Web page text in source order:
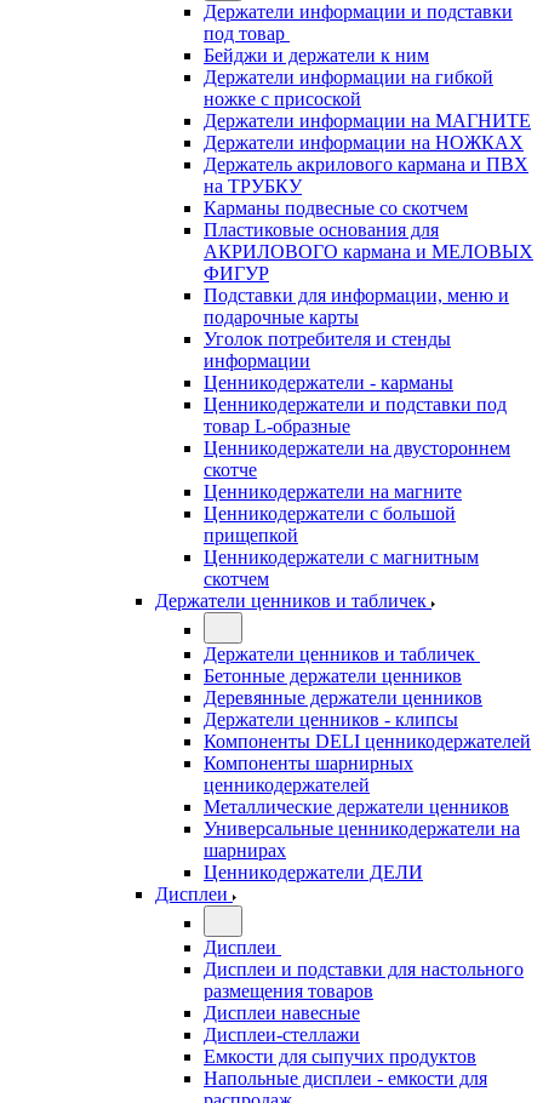
Держатели информации и подставки
под товар
Бейджи и держатели к ним
Держатели информации на гибкой
ножке с присоской
Держатели информации на МАГНИТЕ
Держатели информации на НОЖКАХ
Держатель акрилового кармана и ПВХ
на ТРУБКУ
Карманы подвесные со скотчем
Пластиковые основания для
АКРИЛОВОГО кармана и МЕЛОВЫХ
ФИГУР
Подставки для информации, меню и
подарочные карты
Уголок потребителя и стенды
информации
Ценникодержатели - карманы
Ценникодержатели и подставки под
товар L-образные
Ценникодержатели на двустороннем
скотче
Ценникодержатели на магните
Ценникодержатели с большой
прищепкой
Ценникодержатели с магнитным
скотчем
Держатели ценников и табличек
Держатели ценников и табличек
Бетонные держатели ценников
Деревянные держатели ценников
Держатели ценников - клипсы
Компоненты DELI ценникодержателей
Компоненты шарнирных
ценникодержателей
Металлические держатели ценников
Универсальные ценникодержатели на
шарнирах
Ценникодержатели ДЕЛИ
Дисплеи
Дисплеи
Дисплеи и подставки для настольного
размещения товаров
Дисплеи навесные
Дисплеи-стеллажи
Емкости для сыпучих продуктов
Напольные дисплеи - емкости для